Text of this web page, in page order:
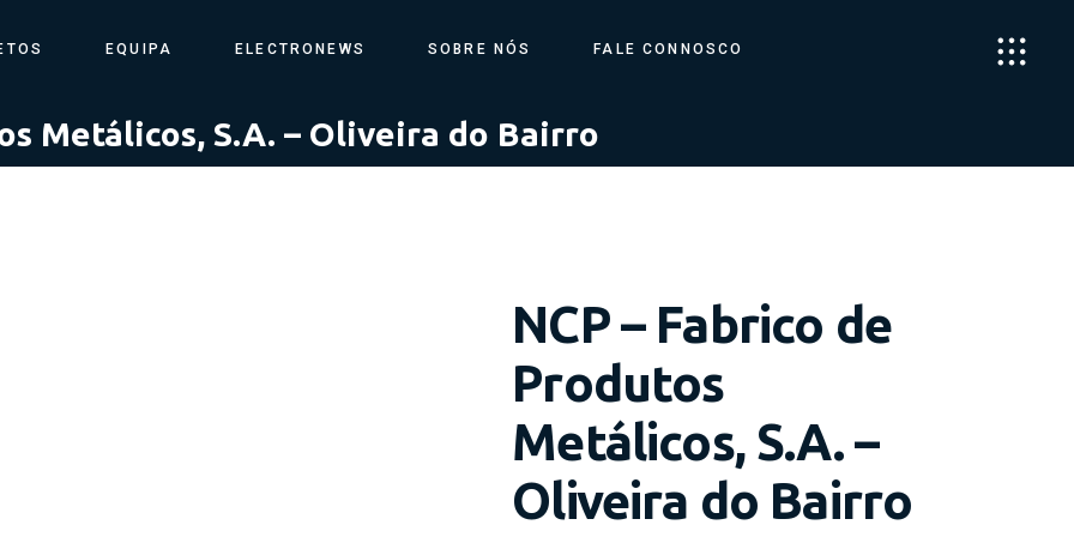
EQUIPA ELECTRONEWS SOBRE NÓS FALE CONNOSCO
Metálicos, S.A. – Oliveira do Bairro
NCP – Fabrico de
Produtos
Metálicos, S.A. –
Oliveira do Bairro